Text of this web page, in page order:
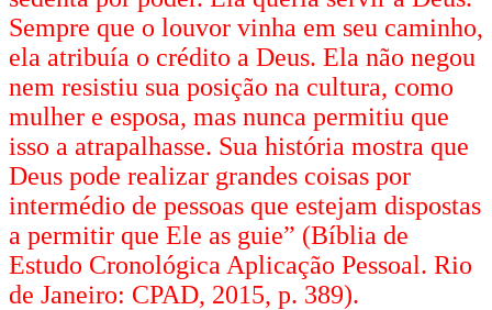
Sempre que o louvor vinha em seu caminho,
ela atribuía o crédito a Deus. Ela não negou
nem resistiu sua posição na cultura, como
mulher e esposa, mas nunca permitiu que
isso a atrapalhasse. Sua história mostra que
Deus pode realizar grandes coisas por
intermédio de pessoas que estejam dispostas
a permitir que Ele as guie” (Bíblia de
Estudo Cronológica Aplicação Pessoal. Rio
de Janeiro: CPAD, 2015, p. 389).